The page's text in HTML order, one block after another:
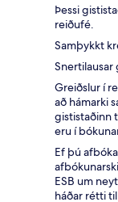
Þessi
reiðufé.
Samþykkt
Snertilausar
Greiðslur í
að hámarki
gististaðinn
eru í
Ef þú
ESB um
háðar rétti